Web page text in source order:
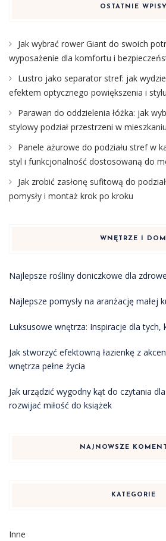
OSTATNIE WPISY
Jak wybrać rower Giant do swoich
wyposażenie dla komfortu i
Lustro jako separator stref: jak
efektem optycznego powiększenia i stylu
Parawan do oddzielenia łóżka: jak
stylowy podział przestrzeni w mieszkaniu
Panele ażurowe do podziału stref w
styl i funkcjonalność dostosowaną do
Jak zrobić zasłonę sufitową do
pomysły i montaż krok po kroku
WNĘTRZE I DOM
Najlepsze rośliny doniczkowe dla
Najlepsze pomysły na aranżację małej
Luksusowe wnętrza: Inspiracje dla tych,
Jak stworzyć efektowną łazienkę z
wnętrza pełne życia
Jak urządzić wygodny kąt do czytania
rozwijać miłość do książek
NAJNOWSZE
KATEGORIE
Inne